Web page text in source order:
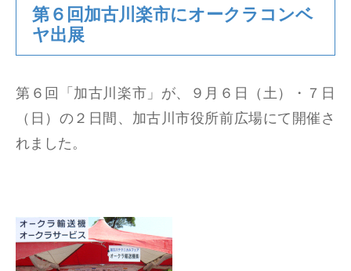
第６回加古川楽市にオークラコンベ
ヤ出展
第６回「加古川楽市」が、９月６日（土）・７日
（日）の２日間、加古川市役所前広場にて開催さ
れました。